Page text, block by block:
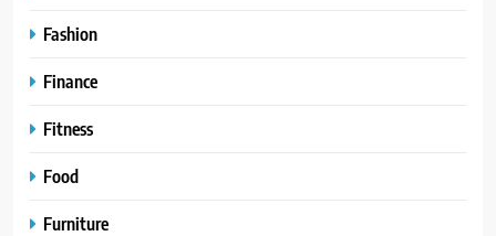
Fashion
Finance
Fitness
Food
Furniture